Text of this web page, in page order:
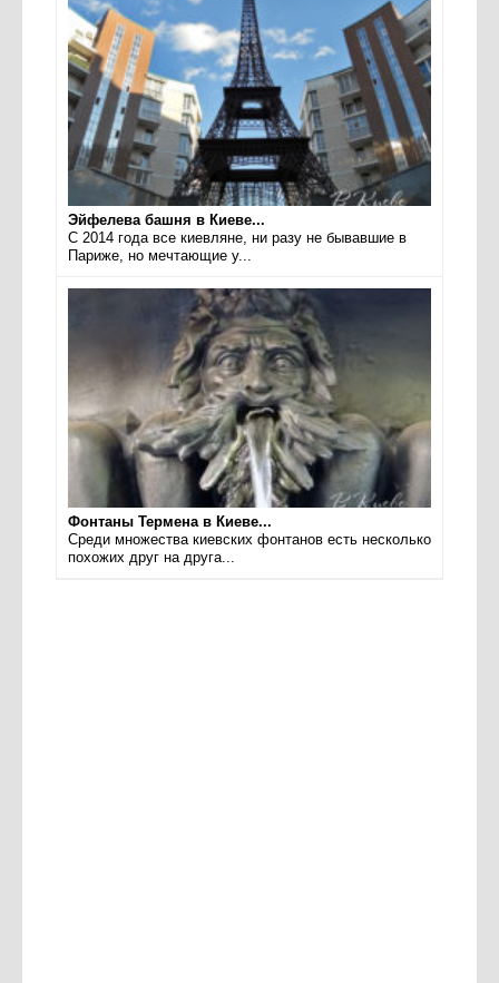
Эйфелева башня в Киеве...
С 2014 года все киевляне, ни разу не бывавшие в
Париже, но мечтающие у...
Фонтаны Термена в Киеве...
Среди множества киевских фонтанов есть несколько
похожих друг на друга...